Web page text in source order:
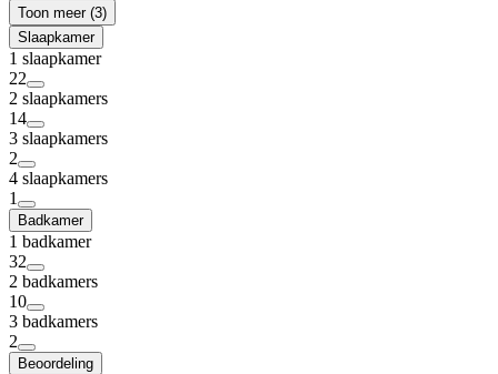
Toon meer (3)
Slaapkamer
1 slaapkamer
22
2 slaapkamers
14
3 slaapkamers
2
4 slaapkamers
1
Badkamer
1 badkamer
32
2 badkamers
10
3 badkamers
2
Beoordeling